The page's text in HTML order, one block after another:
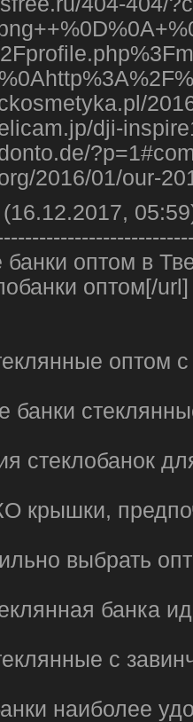
dji-
2016/01/our-
(16.12.2017,
оптом в
оптом[/url]
оптом
банки
стеклобанок
крышки,
выбрать
банка
с
наиболее